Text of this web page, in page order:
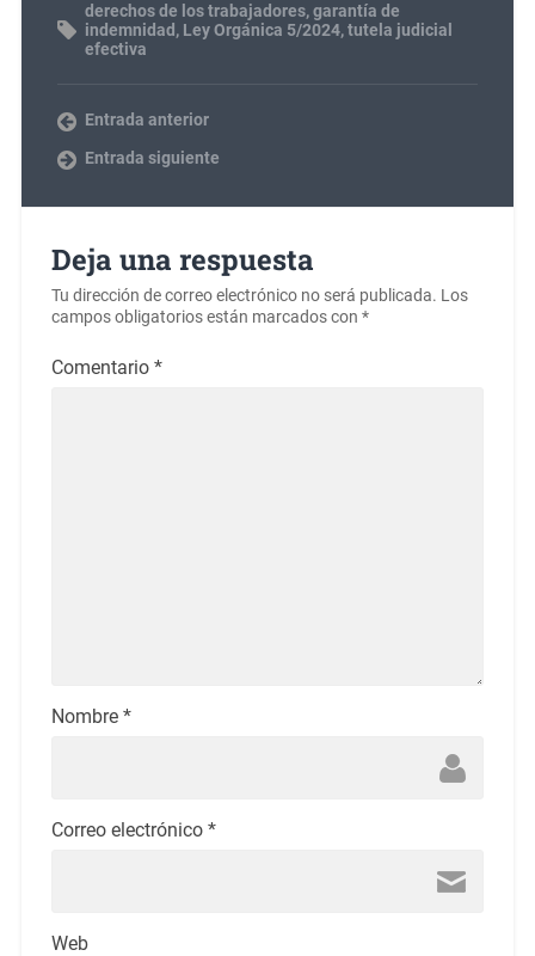
derechos de los trabajadores,garantía de
indemnidad , Ley Orgánica 5/2024,tutela judicial
efectiva
Entrada anterior
Entrada siguiente
Deja una respuesta
Tu dirección de correo electrónico no será publicada. Los
campos obligatorios están marcados con *
Comentario *
Nombre *
Correo electrónico *
Web